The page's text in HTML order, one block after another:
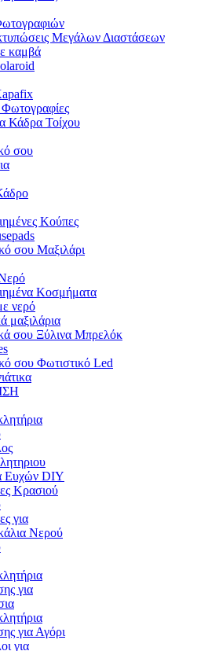
Μεγάλων Διαστάσεων
καμβά
Κάδρα Τοίχου
σου
Κούπες
σου Μαξιλάρι
Κοσμήματα
νερό
μαξιλάρια
σου Ξύλινα Μπρελόκ
σου Φωτιστικό Led
Ευχών DIY
Κρασιού
για
Νερού
για
για Αγόρι
για